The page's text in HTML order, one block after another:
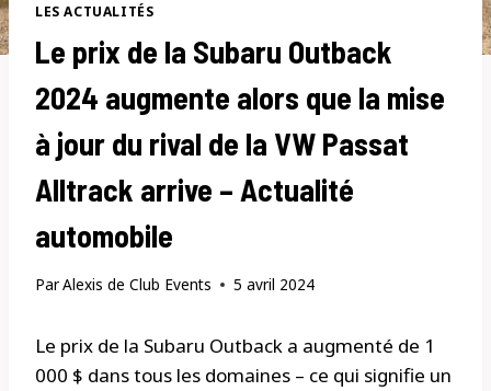
LES ACTUALITÉS
Le prix de la Subaru Outback
2024 augmente alors que la mise
à jour du rival de la VW Passat
Alltrack arrive – Actualité
automobile
ParAlexis de Club Events 5 avril 2024
Le prix de la Subaru Outback a augmenté de 1
000 $ dans tous les domaines – ce qui signifie un